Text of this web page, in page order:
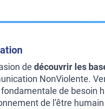
de découvrir les
NonViolente.
de besoin
de l’être